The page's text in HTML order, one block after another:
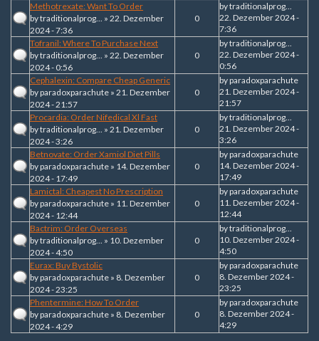
Methotrexate: Want To Order
bytraditionalprog... » 22. Dezember
2024 - 7:36
0
bytraditionalprog...
22. Dezember 2024 -
7:36
Tofranil: Where To Purchase Next
bytraditionalprog... » 22. Dezember
2024 - 0:56
0
bytraditionalprog...
22. Dezember 2024 -
0:56
Cephalexin: Compare Cheap Generic
byparadoxparachute » 21. Dezember
2024 - 21:57
0
byparadoxparachute
21. Dezember 2024 -
21:57
Procardia: Order Nifedical Xl Fast
bytraditionalprog... » 21. Dezember
2024 - 3:26
0
bytraditionalprog...
21. Dezember 2024 -
3:26
Betnovate: Order Xamiol Diet Pills
byparadoxparachute » 14. Dezember
2024 - 17:49
0
byparadoxparachute
14. Dezember 2024 -
17:49
Lamictal: Cheapest No Prescription
byparadoxparachute » 11. Dezember
2024 - 12:44
0
byparadoxparachute
11. Dezember 2024 -
12:44
Bactrim: Order Overseas
bytraditionalprog... » 10. Dezember
2024 - 4:50
0
bytraditionalprog...
10. Dezember 2024 -
4:50
Eurax: Buy Bystolic
byparadoxparachute » 8. Dezember
2024 - 23:25
0
byparadoxparachute
8. Dezember 2024 -
23:25
Phentermine: How To Order
byparadoxparachute » 8. Dezember
2024 - 4:29
0
byparadoxparachute
8. Dezember 2024 -
4:29